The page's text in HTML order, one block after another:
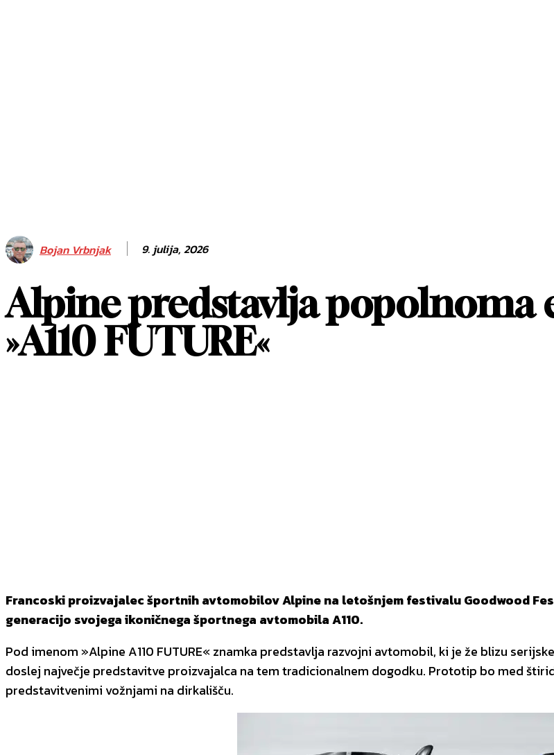
Bojan Vrbnjak 9. julija, 2026
Alpine predstavlja
»A110 FUTURE«
Francoski proizvajalec športnih avtomobilov Alpine na letošnjem festivalu Goodwood
generacijo svojega ikoničnega športnega avtomobila A110.
Pod imenom »Alpine A110 FUTURE« znamka predstavlja razvojni avtomobil, ki je že blizu
doslej največje predstavitve proizvajalca na tem tradicionalnem dogodku. Prototip bo med
predstavitvenimi vožnjami na dirkališču.